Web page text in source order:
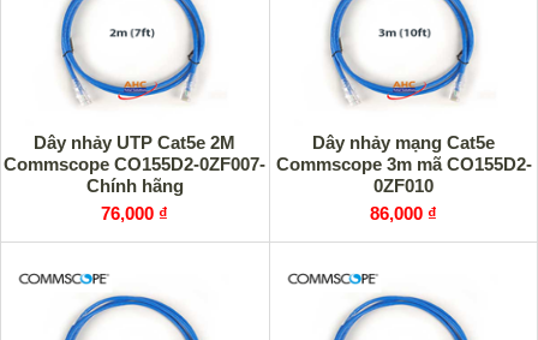
Dây nhảy UTP Cat5e 2M
Commscope CO155D2-0ZF007-
Chính hãng
76,000 ₫
Dây nhảy mạng Cat5e
Commscope 3m mã CO155D2-
0ZF010
86,000 ₫